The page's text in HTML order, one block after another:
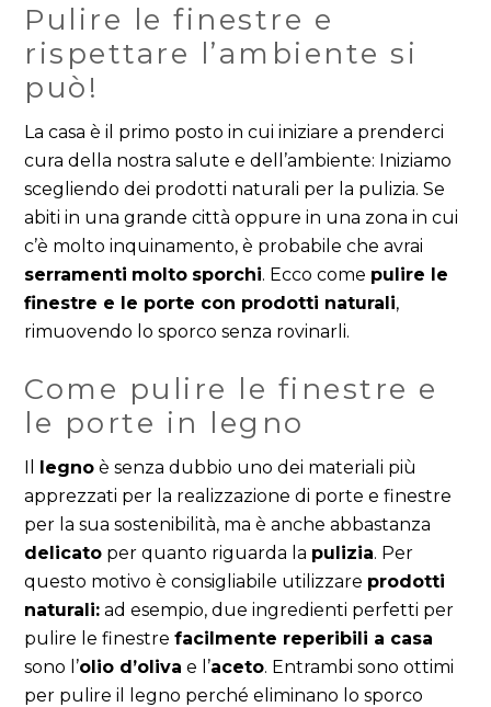
Pulire le finestre e
rispettare l’ambiente si
può!
La casa è il primo posto in cui iniziare a prenderci
cura della nostra salute e dell’ambiente: Iniziamo
scegliendo dei prodotti naturali per la pulizia. Se
abiti in una grande città oppure in una zona in cui
c’è molto inquinamento, è probabile che avrai
serramenti molto sporchi. Ecco come pulire le
finestre e le porte con prodotti naturali,
rimuovendo lo sporco senza rovinarli.
Come pulire le finestre e
le porte in legno
Il legno è senza dubbio uno dei materiali più
apprezzati per la realizzazione di porte e finestre
per la sua sostenibilità, ma è anche abbastanza
delicato per quanto riguarda la pulizia. Per
questo motivo è consigliabile utilizzare prodotti
naturali: ad esempio, due ingredienti perfetti per
pulire le finestrefacilmente reperibili a casa
sono l’olio d’oliva e l’aceto. Entrambi sono ottimi
per pulire il legno perché eliminano lo sporco